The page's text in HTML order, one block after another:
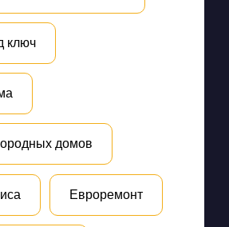
ключ
домов
Евроремонт